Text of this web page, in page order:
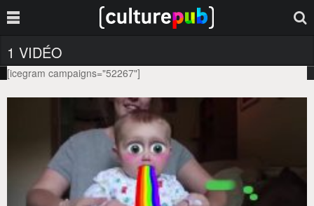
1 VIDÉO
Tag :COLLÈGUE
[icegram campaigns="52267"]